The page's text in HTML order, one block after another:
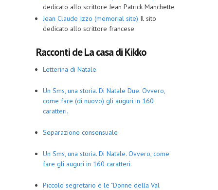
dedicato allo scrittore Jean Patrick Manchette
Jean Claude Izzo (memorial site) Il sito
dedicato allo scrittore francese
Racconti de La casa di Kikko
Letterina di Natale
Un Sms, una storia. Di Natale Due. Ovvero,
come fare (di nuovo) gli auguri in 160
caratteri.
Separazione consensuale
Un Sms, una storia. Di Natale. Ovvero, come
fare gli auguri in 160 caratteri.
Piccolo segretario e le "Donne della Val